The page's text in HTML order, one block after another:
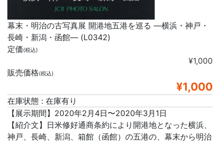
幕末・明治の古写真展 開港地五港を巡る ―横浜・神戸・
長崎・新潟・函館― (L0342)
定価(税込)
¥1,000
販売価格(税込)
¥1,000
在庫状態 : 在庫有り
【展示期間】2020年2月4日〜2020年3月1日
【紹介文】日米修好通商条約により開港地となった横浜、
神戸、長崎、新潟、箱館（函館）の五港の、幕末から明治